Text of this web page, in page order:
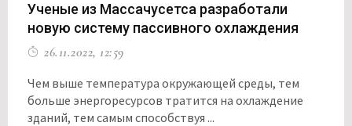
Ученые из Массачусетса разработали
новую систему пассивного охлаждения
26.11.2022, 12:59
Чем выше температура окружающей среды, тем
больше энергоресурсов тратится на охлаждение
зданий, тем самым способствуя ...